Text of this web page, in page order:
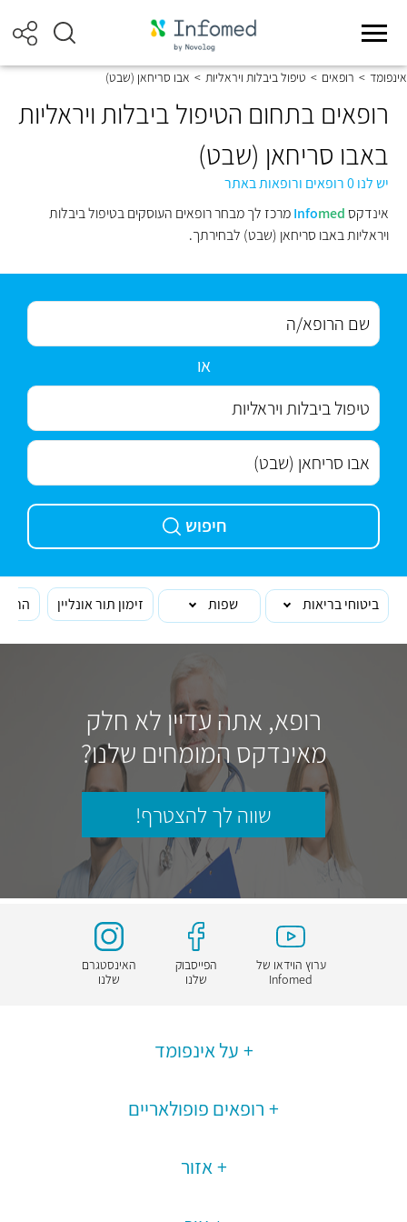
אינפומד > רופאים > טיפול ביבלות ויראליות > אבו סריחאן (שבט)
רופאים בתחום הטיפול ביבלות ויראליות
באבו סריחאן (שבט)
יש לנו 0 רופאים ורופאות באתר
אינדקס
Infomed
מרכז לך מבחר רופאים העוסקים בטיפול ביבלות
ויראליות באבו סריחאן (שבט) לבחירתך.
או
חיפוש
ביטוחי בריאות שפות זימון תור אונליין
רופא, אתה עדיין לא חלק
מאינדקס המומחים שלנו?
שווה לך להצטרף!
ערוץ הוידאו של
Infomed
הפייסבוק
שלנו
האינסטגרם
שלנו
על אינפומד
רופאים פופולאריים
אזור